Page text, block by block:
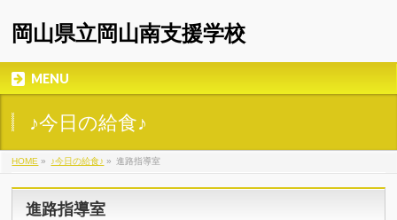
岡山県立岡山南支援学校
MENU
♪今日の給食♪
HOME » ♪今日の給食♪ » 進路指導室
進路指導室